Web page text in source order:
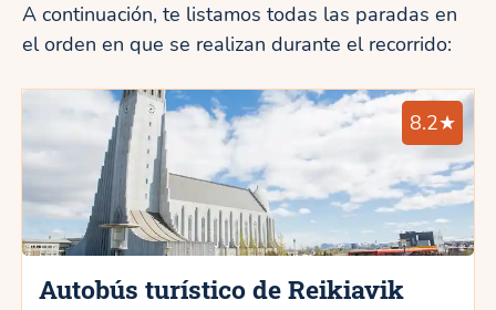
A continuación, te listamos todas las paradas en
el orden en que se realizan durante el recorrido:
8.2★
Autobús turístico de Reikiavik